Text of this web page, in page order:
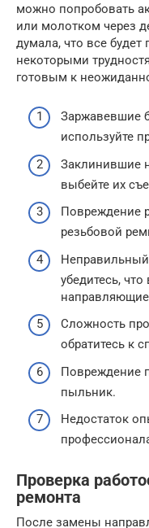
можно попробовать
или молотком через
думала, что все будет
некоторыми
готовым к
Заржавевшие
используйте
Заклинившие
выбейте их
Повреждение
резьбовой
убедитесь,
Сложность
обратитесь к
Повреждение
пыльник.
Недостаток
Проверка
ремонта
После замены